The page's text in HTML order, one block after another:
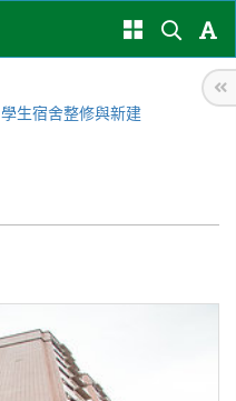
學生宿舍整修與新建